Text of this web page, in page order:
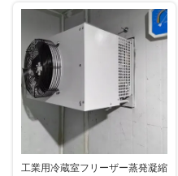
工業用冷蔵室フリーザー蒸発凝縮